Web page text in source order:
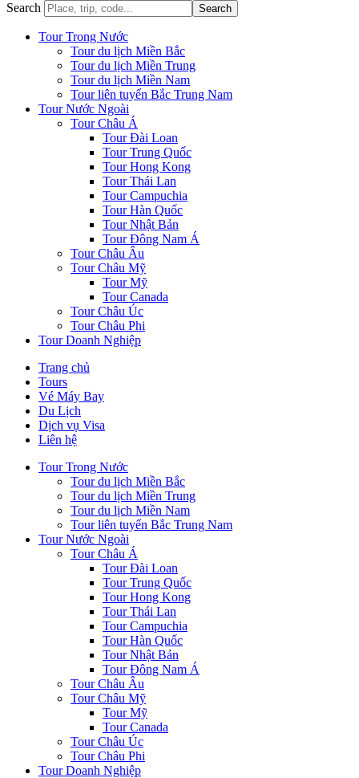
Search
Search
Tour Trong Nước
Tour du lịch Miền Bắc
Tour du lịch Miền Trung
Tour du lịch Miền Nam
Tour liên tuyến Bắc Trung Nam
Tour Nước Ngoài
Tour Châu Á
Tour Đài Loan
Tour Trung Quốc
Tour Hong Kong
Tour Thái Lan
Tour Campuchia
Tour Hàn Quốc
Tour Nhật Bản
Tour Đông Nam Á
Tour Châu Âu
Tour Châu Mỹ
Tour Mỹ
Tour Canada
Tour Châu Úc
Tour Châu Phi
Tour Doanh Nghiệp
Trang chủ
Tours
Vé Máy Bay
Du Lịch
Dịch vụ Visa
Liên hệ
Tour Trong Nước
Tour du lịch Miền Bắc
Tour du lịch Miền Trung
Tour du lịch Miền Nam
Tour liên tuyến Bắc Trung Nam
Tour Nước Ngoài
Tour Châu Á
Tour Đài Loan
Tour Trung Quốc
Tour Hong Kong
Tour Thái Lan
Tour Campuchia
Tour Hàn Quốc
Tour Nhật Bản
Tour Đông Nam Á
Tour Châu Âu
Tour Châu Mỹ
Tour Mỹ
Tour Canada
Tour Châu Úc
Tour Châu Phi
Tour Doanh Nghiệp